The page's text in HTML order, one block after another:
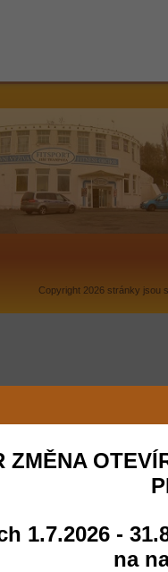
ZMĚNA
1.7.2026 -
na
Copyright 2026 stránky jsou